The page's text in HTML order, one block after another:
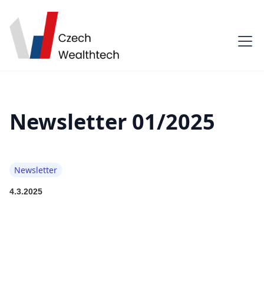
Newsletter 01/2025
Newsletter
4.3.2025